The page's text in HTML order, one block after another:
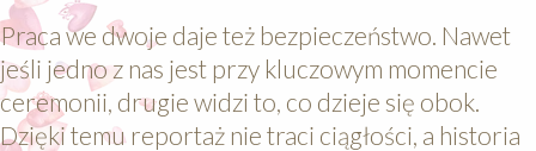
Praca we dwoje daje też bezpieczeństwo. Nawet
jeśli jedno z nas jest przy kluczowym momencie
ceremonii, drugie widzi to, co dzieje się obok.
Dzięki temu reportaż nie traci ciągłości, a historia